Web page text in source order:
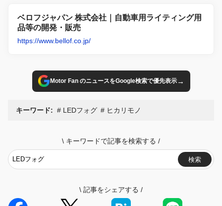
ベロフジャパン 株式会社｜自動車用ライティング用
品等の開発・販売
https://www.bellof.co.jp/
Motor Fan のニュースをGoogle検索で優先表示→
キーワード: LEDフォグ ヒカリモノ
\ キーワードで記事を検索する /
検索
\ 記事をシェアする /